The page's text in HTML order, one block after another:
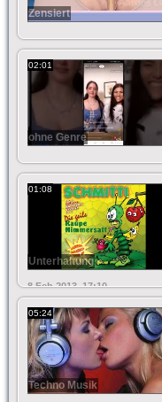
Zensiert
02:01
ohne Genre
01:08
Unterhaltung
8 Feb 2013, 17:10
05:24
Techno Musik